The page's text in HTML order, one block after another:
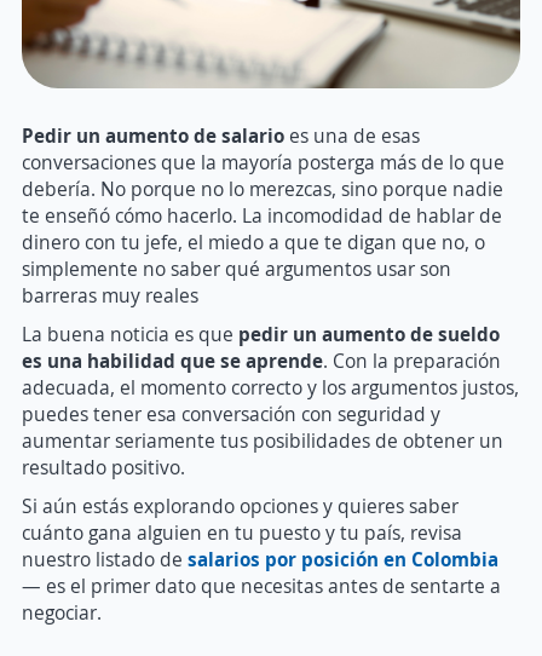
Pedir un aumento de salario es una de esas
conversaciones que la mayoría posterga más de lo que
debería. No porque no lo merezcas, sino porque nadie
te enseñó cómo hacerlo. La incomodidad de hablar de
dinero con tu jefe, el miedo a que te digan que no, o
simplemente no saber qué argumentos usar son
barreras muy reales
La buena noticia es que pedir un aumento de sueldo
es una habilidad que se aprende. Con la preparación
adecuada, el momento correcto y los argumentos justos,
puedes tener esa conversación con seguridad y
aumentar seriamente tus posibilidades de obtener un
resultado positivo.
Si aún estás explorando opciones y quieres saber
cuánto gana alguien en tu puesto y tu país, revisa
nuestro listado de salarios por posición en Colombia
— es el primer dato que necesitas antes de sentarte a
negociar.